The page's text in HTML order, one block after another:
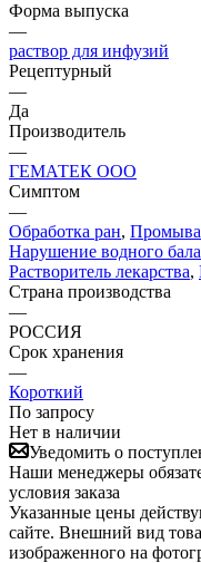
Форма выпуска
—
раствор для инфузий
Рецептурный
—
Да
Производитель
—
ГЕМАТЕК ООО
Симптом
—
Обработка ран,
Нарушение водного
Растворитель лекарства,
Страна производства
—
РОССИЯ
Срок хранения
—
Короткий
По запросу
Нет в наличии
Уведомить о
Наши менеджеры
условия заказа
Указанные цены
сайте. Внешний вид
изображенного на